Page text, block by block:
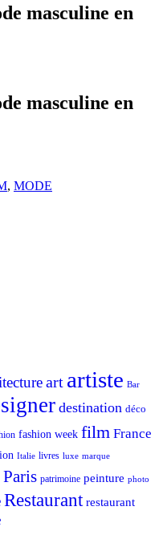
masculine en
masculine en
, MODE
art artiste Bar
destination déco
fashion week film France
Italie livres luxe marque
Paris patrimoine peinture photo
Restaurant restaurant